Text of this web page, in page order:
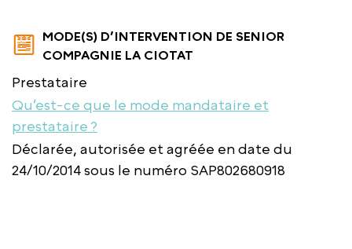
MODE(S) D’INTERVENTION DE SENIOR
COMPAGNIE LA CIOTAT
Prestataire
Qu’est-ce que le mode mandataire et
prestataire ?
Déclarée, autorisée et agréée en date du
24/10/2014 sous le numéro SAP802680918